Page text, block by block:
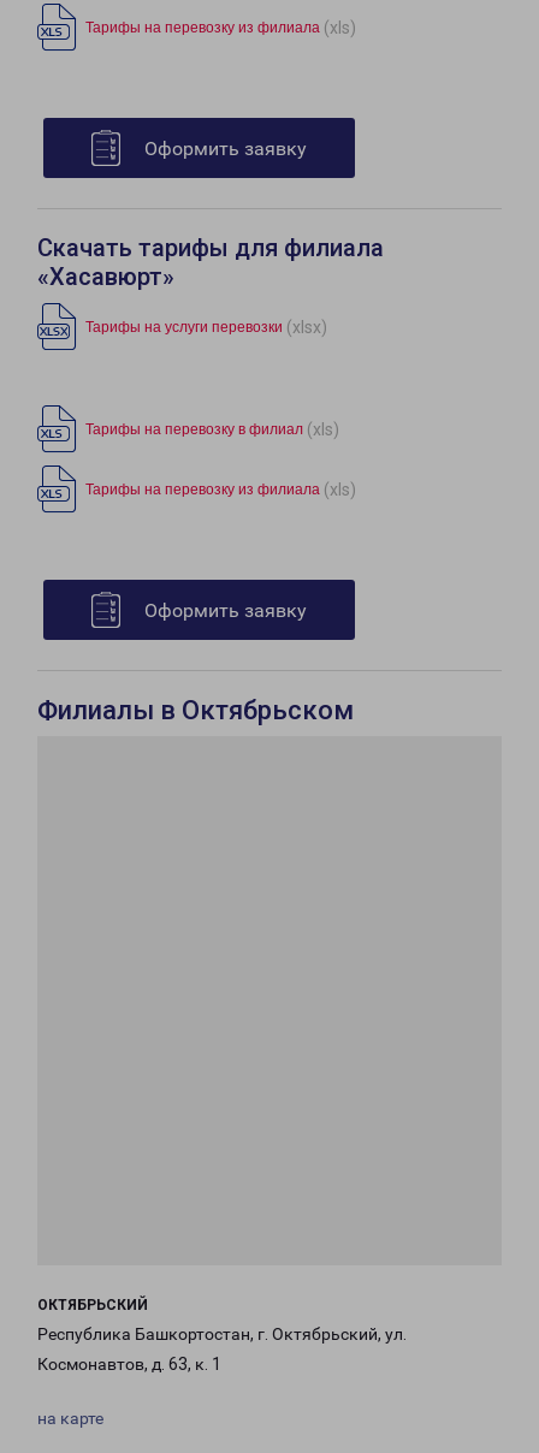
Тарифы на перевозку из филиала (xls)
Оформить заявку
Скачать тарифы для филиала
«Хасавюрт»
Тарифы на услуги перевозки (xlsx)
Тарифы на перевозку в филиал (xls)
Тарифы на перевозку из филиала (xls)
Оформить заявку
Филиалы в Октябрьском
ОКТЯБРЬСКИЙ
Республика Башкортостан, г. Октябрьский, ул.
Космонавтов, д. 63, к. 1
на карте